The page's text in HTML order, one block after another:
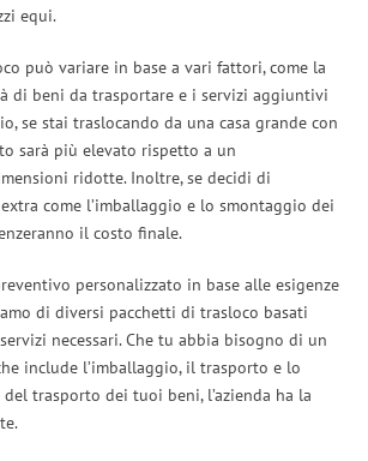
equi.
può variare in base a vari fattori, come la
di beni da trasportare e i servizi aggiuntivi
se stai traslocando da una casa grande con
sarà più elevato rispetto a un
ridotte. Inoltre, se decidi di
come l’imballaggio e lo smontaggio dei
il costo finale.
personalizzato in base alle esigenze
di diversi pacchetti di trasloco basati
necessari. Che tu abbia bisogno di un
include l’imballaggio, il trasporto e lo
trasporto dei tuoi beni, l’azienda ha la